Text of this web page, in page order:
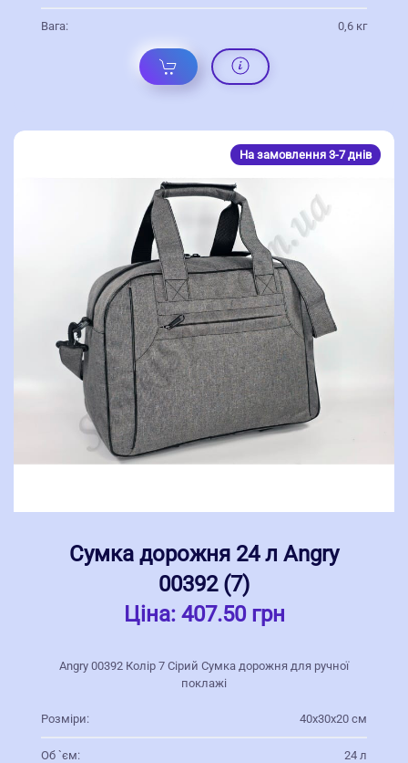
Вага: 0,6 кг
На замовлення 3-7 днів
Сумка дорожня 24 л Angry
00392 (7)
Ціна: 407.50 грн
Angry 00392 Колір 7 Сірий Сумка дорожня для ручної
поклажі
Розміри: 40х30х20 см
Об `єм: 24 л